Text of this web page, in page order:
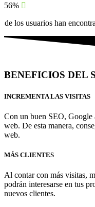
56%
de los usuarios han
BENEFICIOS DEL
INCREMENTA LAS VISITAS
Con un buen SEO, Google
web. De esta manera,
web.
MÁS CLIENTES
Al contar con más visitas,
podrán interesarse en tus
nuevos clientes.